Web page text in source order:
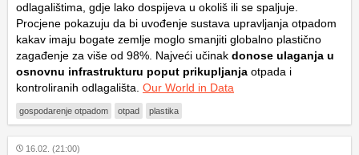
odlagalištima, gdje lako dospijeva u okoliš ili se spaljuje.
Procjene pokazuju da bi uvođenje sustava upravljanja otpadom
kakav imaju bogate zemlje moglo smanjiti globalno plastično
zagađenje za više od 98%. Najveći učinak donose ulaganja u
osnovnu infrastrukturu poput prikupljanja otpada i
kontroliranih odlagališta. Our World in Data
gospodarenje otpadom otpad plastika
16.02. (21:00)